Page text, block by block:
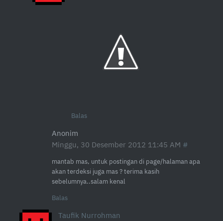
Balas
Anonim
Minggu, 30 Desember 2012 11:45 AM
mantab mas, untuk postingan di page/halaman apa
akan terdeksi juga mas ? terima kasih
sebelumnya..salam kenal
Balas
Taufik Nurrohman